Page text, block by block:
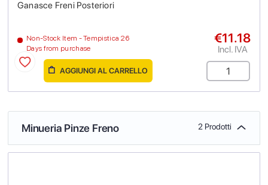
Ganasce Freni Posteriori
Non-Stock Item - Tempistica 26
Days from purchase
€11.18
Incl. IVA
AGGIUNGI AL CARRELLO
Minueria Pinze Freno 2 Prodotti